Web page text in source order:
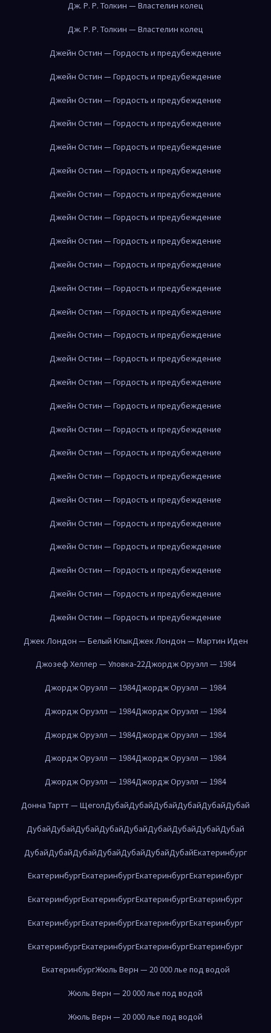
Дж. Р. Р. Толкин — Властелин колец
Дж. Р. Р. Толкин — Властелин колец
Джейн Остин — Гордость и предубеждение
Джейн Остин — Гордость и предубеждение
Джейн Остин — Гордость и предубеждение
Джейн Остин — Гордость и предубеждение
Джейн Остин — Гордость и предубеждение
Джейн Остин — Гордость и предубеждение
Джейн Остин — Гордость и предубеждение
Джейн Остин — Гордость и предубеждение
Джейн Остин — Гордость и предубеждение
Джейн Остин — Гордость и предубеждение
Джейн Остин — Гордость и предубеждение
Джейн Остин — Гордость и предубеждение
Джейн Остин — Гордость и предубеждение
Джейн Остин — Гордость и предубеждение
Джейн Остин — Гордость и предубеждение
Джейн Остин — Гордость и предубеждение
Джейн Остин — Гордость и предубеждение
Джейн Остин — Гордость и предубеждение
Джейн Остин — Гордость и предубеждение
Джейн Остин — Гордость и предубеждение
Джейн Остин — Гордость и предубеждение
Джейн Остин — Гордость и предубеждение
Джейн Остин — Гордость и предубеждение
Джейн Остин — Гордость и предубеждение
Джейн Остин — Гордость и предубеждение
Джек Лондон — Белый КлыкДжек Лондон — Мартин Иден
Джозеф Хеллер — Уловка-22Джордж Оруэлл — 1984
Джордж Оруэлл — 1984Джордж Оруэлл — 1984
Джордж Оруэлл — 1984Джордж Оруэлл — 1984
Джордж Оруэлл — 1984Джордж Оруэлл — 1984
Джордж Оруэлл — 1984Джордж Оруэлл — 1984
Джордж Оруэлл — 1984Джордж Оруэлл — 1984
Донна Тартт — ЩеголДубайДубайДубайДубайДубайДубай
ДубайДубайДубайДубайДубайДубайДубайДубайДубай
ДубайДубайДубайДубайДубайДубайДубайЕкатеринбург
ЕкатеринбургЕкатеринбургЕкатеринбургЕкатеринбург
ЕкатеринбургЕкатеринбургЕкатеринбургЕкатеринбург
ЕкатеринбургЕкатеринбургЕкатеринбургЕкатеринбург
ЕкатеринбургЕкатеринбургЕкатеринбургЕкатеринбург
ЕкатеринбургЖюль Верн — 20 000 лье под водой
Жюль Верн — 20 000 лье под водой
Жюль Верн — 20 000 лье под водой